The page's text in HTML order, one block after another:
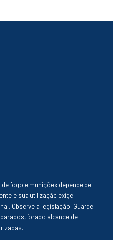
fogo e munições depende de
e sua utilização exige
Observe a legislação. Guarde
forado alcance de